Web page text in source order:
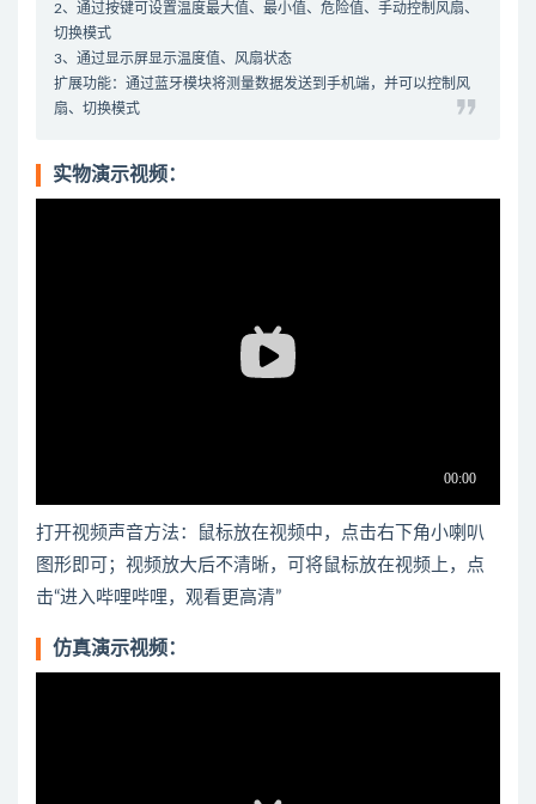
2、通过按键可设置温度最大值、最小值、危险值、手动控制风扇、
切换模式
3、通过显示屏显示温度值、风扇状态
扩展功能：通过蓝牙模块将测量数据发送到手机端，并可以控制风
扇、切换模式
实物演示视频：
打开视频声音方法：鼠标放在视频中，点击右下角小喇叭
图形即可；视频放大后不清晰，可将鼠标放在视频上，点
击“进入哔哩哔哩，观看更高清”
仿真演示视频：